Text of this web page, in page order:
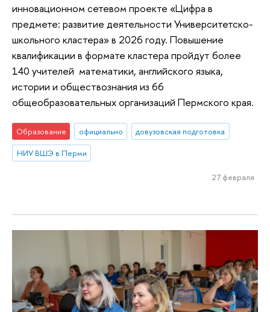
инновационном сетевом проекте «Цифра в
предмете: развитие деятельности Университетско-
школьного кластера» в 2026 году. Повышение
квалификации в формате кластера пройдут более
140 учителей математики, английского языка,
истории и обществознания из 66
общеобразовательных организаций Пермского края.
Образование официально
довузовская подготовка
НИУ ВШЭ в Перми
27 февраля